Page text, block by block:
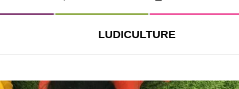
LUDICULTURE